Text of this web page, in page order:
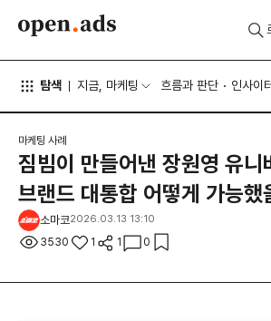
탐색 지금, 마케팅 흐름과 판단 인사이터
마케팅 사례
짐빔이 만들어낸 장원영 유니
브랜드 대통합 어떻게 가능했
소마코2026.03.13 13:10
3530 1 1 0